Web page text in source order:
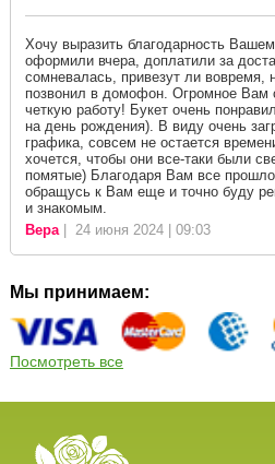
Хочу выразить благодарность
оформили вчера, доплатили за
сомневалась, привезут ли вовремя,
позвонил в домофон. Огромное Вам
четкую работу! Букет очень
на день рождения). В виду очень
графика, совсем не остается
хочется, чтобы они все-таки были
помятые) Благодаря Вам все
обращусь к Вам еще и точно буду
и знакомым.
Вера| 24 июня 2024 | 09:03
Мы принимаем:
Посмотреть все